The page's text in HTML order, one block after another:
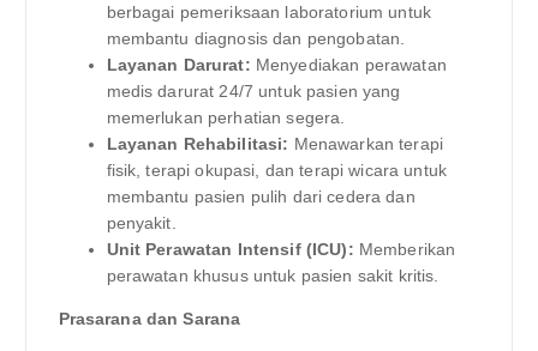
berbagai pemeriksaan laboratorium untuk
membantu diagnosis dan pengobatan.
Layanan Darurat: Menyediakan perawatan
medis darurat 24/7 untuk pasien yang
memerlukan perhatian segera.
Layanan Rehabilitasi: Menawarkan terapi
fisik, terapi okupasi, dan terapi wicara untuk
membantu pasien pulih dari cedera dan
penyakit.
Unit Perawatan Intensif (ICU): Memberikan
perawatan khusus untuk pasien sakit kritis.
Prasarana dan Sarana